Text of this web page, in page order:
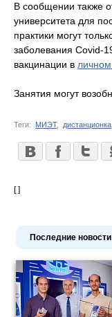
В сообщении также
университета для
практики могут
заболевания Covid-
вакцинации в
Занятия могут
Теги: МИЭТ, дистанционка
[ ]
Последние